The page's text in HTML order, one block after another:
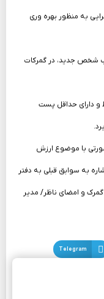
به منظور بهره وری
شخص جدید، در گمرکات
و دارای حداقل پست
با موضوع ارزش
به سوابق قبلی به دفتر
گمرک و امضای ناظر/ مدیر
Telegram